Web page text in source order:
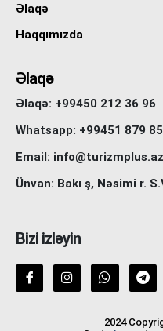
Əlaqə
Haqqımızda
Əlaqə
Əlaqə: +99450 212 36 96
Whatsapp: +99451 879
Email: info@turizmplus.az
Ünvan: Bakı ş, Nəsimi r.
Bizi izləyin
2024